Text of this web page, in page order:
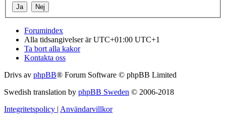
Forumindex
Alla tidsangivelser är UTC+01:00 UTC+1
Ta bort alla kakor
Kontakta oss
Drivs av phpBB® Forum Software © phpBB Limited
Swedish translation by phpBB Sweden © 2006-2018
Integritetspolicy | Användarvillkor